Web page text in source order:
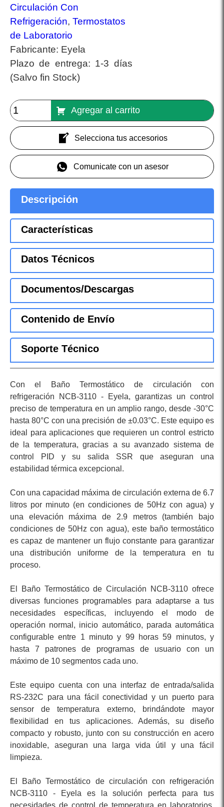
Circulación Con
Refrigeración, Termostatos
de Laboratorio
Fabricante: Eyela
Plazo de entrega: 1-3 días
(Salvo fin Stock)
Agregar al carrito
Selecciona tus accesorios
Comunicate con un asesor
Descripción
Características
Datos Técnicos
Documentos/Descargas
Contenido de Envío
Soporte Técnico
Con el Baño Termostático de circulación con
refrigeración NCB-3110 - Eyela, garantizas un control
preciso de temperatura en un amplio rango, desde -30°C
hasta 80°C con una precisión de ±0.03°C. Este equipo es
ideal para aplicaciones que requieren un control estricto
de la temperatura, gracias a su avanzado sistema de
control PID y su salida SSR que aseguran una
estabilidad térmica excepcional.
Con una capacidad máxima de circulación externa de 6.7
litros por minuto (en condiciones de 50Hz con agua) y
una elevación máxima de 2.9 metros (también bajo
condiciones de 50Hz con agua), este baño termostático
es capaz de mantener un flujo constante para garantizar
una distribución uniforme de la temperatura en tu
proceso.
El Baño Termostático de Circulación NCB-3110 ofrece
diversas funciones programables para adaptarse a tus
necesidades específicas, incluyendo el modo de
operación normal, inicio automático, parada automática
configurable entre 1 minuto y 99 horas 59 minutos, y
hasta 7 patrones de programas de usuario con un
máximo de 10 segmentos cada uno.
Este equipo cuenta con una interfaz de entrada/salida
RS-232C para una fácil conectividad y un puerto para
sensor de temperatura externo, brindándote mayor
flexibilidad en tus aplicaciones. Además, su diseño
compacto y robusto, junto con su construcción en acero
inoxidable, aseguran una larga vida útil y una fácil
limpieza.
El Baño Termostático de circulación con refrigeración
NCB-3110 - Eyela es la solución perfecta para tus